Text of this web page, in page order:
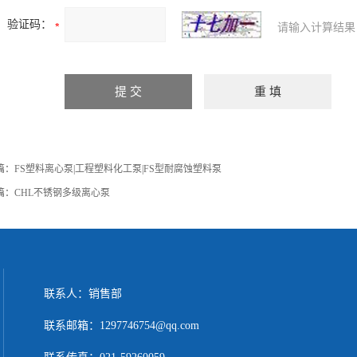
验证码： 请输入计算结
FS塑料离心泵|工程塑料化工泵|FS型耐腐蚀塑料泵
CHL不锈钢多级离心泵
联系人：销售部
联系邮箱：1297746754@qq.com